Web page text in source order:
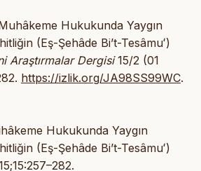
Hukukunda Yaygın
(Eş-Şehâde Bi’t-Tesâmuʻ)
Araştırmalar Dergisi15/2 (01
https://izlik.org/JA98SS99WC.
Hukukunda Yaygın
(Eş-Şehâde Bi’t-Tesâmuʻ)